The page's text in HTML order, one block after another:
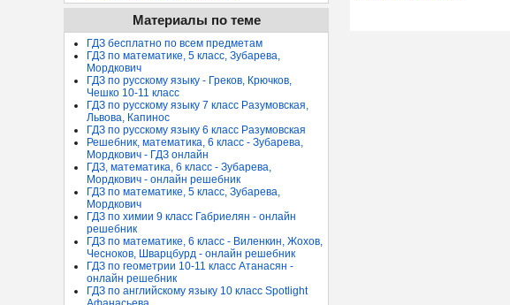
Материалы по теме
ГДЗ бесплатно по всем предметам
ГДЗ по математике, 5 класс, Зубарева,
Мордкович
ГДЗ по русскому языку - Греков, Крючков,
Чешко 10-11 класс
ГДЗ по русскому языку 7 класс Разумовская,
Львова, Капинос
ГДЗ по русскому языку 6 класс Разумовская
Решебник, математика, 6 класс - Зубарева,
Мордкович - ГДЗ онлайн
ГДЗ, математика, 6 класс - Зубарева,
Мордкович - онлайн решебник
ГДЗ по математике, 5 класс, Зубарева,
Мордкович
ГДЗ по химии 9 класс Габриелян - онлайн
решебник
ГДЗ по математике, 6 класс - Виленкин, Жохов,
Чесноков, Шварцбурд - онлайн решебник
ГДЗ по геометрии 10-11 класс Атанасян -
онлайн решебник
ГДЗ по английскому языку 10 класс Spotlight